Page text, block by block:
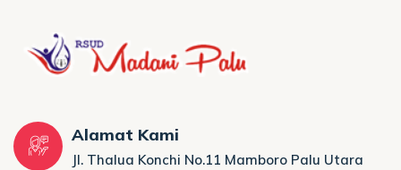
Alamat Kami
Jl. Thalua Konchi No.11 Mamboro Palu Utara